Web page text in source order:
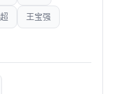
王宝强